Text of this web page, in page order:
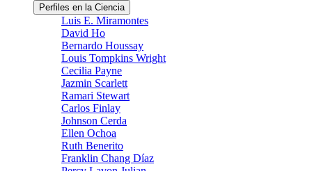
Perfiles en la Ciencia
Luis E. Miramontes
David Ho
Bernardo Houssay
Louis Tompkins Wright
Cecilia Payne
Jazmin Scarlett
Ramari Stewart
Carlos Finlay
Johnson Cerda
Ellen Ochoa
Ruth Benerito
Franklin Chang Díaz